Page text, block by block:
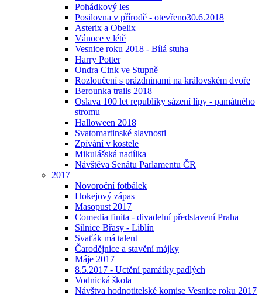
Pohádkový les
Posilovna v přírodě - otevřeno30.6.2018
Asterix a Obelix
Vánoce v létě
Vesnice roku 2018 - Bílá stuha
Harry Potter
Ondra Cink ve Stupně
Rozloučení s prázdninami na královském dvoře
Berounka trails 2018
Oslava 100 let republiky sázení lípy - památného
stromu
Halloween 2018
Svatomartinské slavnosti
Zpívání v kostele
Mikulášská nadílka
Návštěva Senátu Parlamentu ČR
2017
Novoroční fotbálek
Hokejový zápas
Masopust 2017
Comedia finita - divadelní představení Praha
Silnice Břasy - Liblín
Svaťák má talent
Čarodějnice a stavění májky
Máje 2017
8.5.2017 - Uctění památky padlých
Vodnická škola
Návštva hodnotitelské komise Vesnice roku 2017